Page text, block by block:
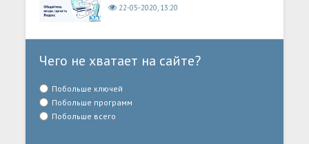
22-05-2020, 13:20
Чего не хватает на сайте?
Побольше ключей
Побольше программ
Побольше всего